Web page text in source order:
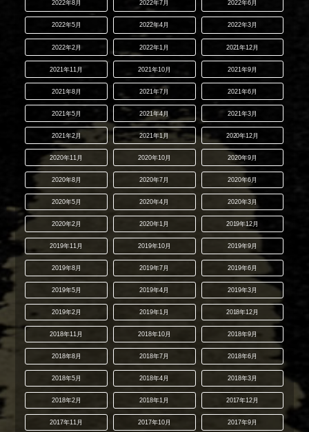
2022年8月 2022年7月 2022年6月
2022年5月 2022年4月 2022年3月
2022年2月 2022年1月 2021年12月
2021年11月 2021年10月 2021年9月
2021年8月 2021年7月 2021年6月
2021年5月 2021年4月 2021年3月
2021年2月 2021年1月 2020年12月
2020年11月 2020年10月 2020年9月
2020年8月 2020年7月 2020年6月
2020年5月 2020年4月 2020年3月
2020年2月 2020年1月 2019年12月
2019年11月 2019年10月 2019年9月
2019年8月 2019年7月 2019年6月
2019年5月 2019年4月 2019年3月
2019年2月 2019年1月 2018年12月
2018年11月 2018年10月 2018年9月
2018年8月 2018年7月 2018年6月
2018年5月 2018年4月 2018年3月
2018年2月 2018年1月 2017年12月
2017年11月 2017年10月 2017年9月